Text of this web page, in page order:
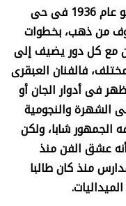
فى حى
من ذهب، بخطوات
مع كل دور يضيف إلى
فالفنان العبقرى
فى أدوار الجان أو
الشهرة والنجومية
الجمهور شابا، ولكن
عشق الفن منذ
منذ كان طالبا
.